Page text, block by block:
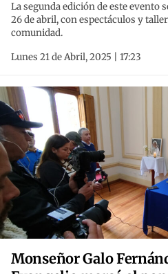
La segunda edición de este evento
26 de abril, con espectáculos y
comunidad.
Lunes 21 de Abril, 2025 | 17:23
Monseñor Galo